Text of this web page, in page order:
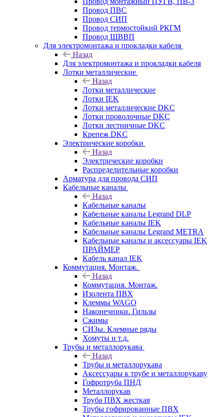
Провод ПВС
Провод СИП
Провод термостойкий РКГМ
Провод ШВВП
Для электромонтажа и прокладки кабеля
Назад
Для электромонтажа и прокладки кабеля
Лотки металлические
Назад
Лотки металлические
Лотки IEK
Лотки металлические DKC
Лотки проволочные DKC
Лотки лестничные DKC
Крепеж DKC
Электрические коробки
Назад
Электрические коробки
Распределительные коробки
Арматура для провода СИП
Кабельные каналы
Назад
Кабельные каналы
Кабельные каналы Legrand DLP
Кабельные каналы IEK
Кабельные каналы Legrand METRA
Кабельные каналы и аксессуары IEK
ПРАЙМЕР
Кабель канал IEK
Коммутация. Монтаж.
Назад
Коммутация. Монтаж.
Изолента ПВХ
Клеммы WAGO
Наконечники. Гильзы
Сжимы
СИЗы. Клемные ряды
Хомуты и т.д.
Трубы и металлорукава
Назад
Трубы и металлорукава
Аксессуары к трубе и металлорукаву
Гофротруба ПНД
Металлорукав
Труба ПВХ жесткая
Трубы гофрированные ПВХ